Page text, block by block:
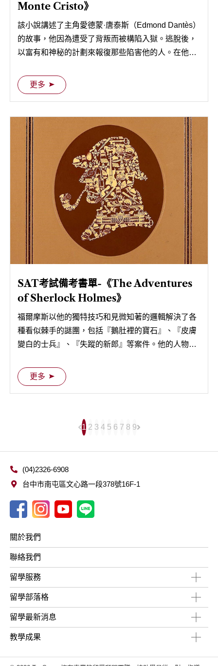
Monte Cristo》
該小說講述了主角愛德蒙·唐泰斯（Edmond Dantès）
的故事，他因為遭受了背叛而被構陷入獄。逃脫後，
以富有和神秘的計劃來報復那些陷害他的人。在他的
「蒙特克里斯托伯爵」。
更多
SAT考試備考書單-《The Adventures
of Sherlock Holmes》
福爾摩斯以他的獨特技巧和見微知著的邏輯解決了各
種看似棘手的謎團，包括『鵝肚裡的寶石』、『皮膚
變白的士兵』、『失蹤的新郎』等案件。他的人物形
世偵探作家和作品。
更多
1 2 3 4 5 6 7 8 9
(04)2326-6908
台中市南屯區文心路一段378號16F-1
關於我們
聯絡我們
留學服務
留學部落格
留學最新消息
教學成果